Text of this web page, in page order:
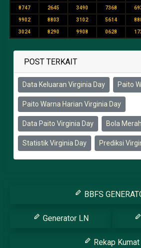
8747 2645 3490 7368
9902 8803 3102 5614
3024 8290 9908 0628
POST TERKAIT
Data Keluaran Virginia Day Paito
Paito Warna Harian Virginia Day
Data Paito Virginia Day Bola
Statistik Virginia Day Prediksi
BBFS
Generator LN
Rekap Kumat